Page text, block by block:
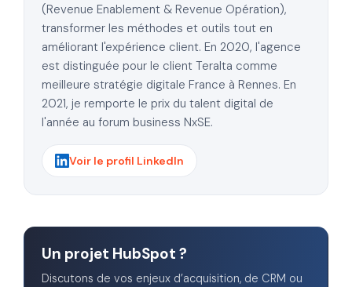
(Revenue Enablement & Revenue Opération),
transformer les méthodes et outils tout en
améliorant l'expérience client. En 2020, l'agence
est distinguée pour le client Teralta comme
meilleure stratégie digitale France à Rennes. En
2021, je remporte le prix du talent digital de
l'année au forum business NxSE.
Voir le profil LinkedIn
Un projet HubSpot ?
Discutons de vos enjeux d’acquisition, de CRM ou